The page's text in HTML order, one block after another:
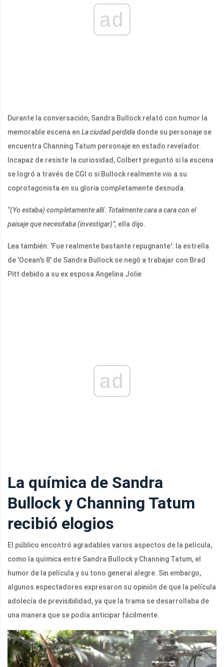
ad
Durante la conversación, Sandra Bullock relató con humor la
memorable escena en La ciudad perdida donde su personaje se
encuentra Channing Tatum personaje en estado revelador.
Incapaz de resistir la curiosidad, Colbert preguntó si la escena
se logró a través de CGI o si Bullock realmente vio a su
coprotagonista en su gloria completamente desnuda.
“(Yo estaba) completamente allí. Totalmente cara a cara con el
paisaje que necesitaba (investigar)”, ella dijo.
Lea también: 'Fue realmente bastante repugnante': la estrella
de 'Ocean's 8' de Sandra Bullock se negó a trabajar con Brad
Pitt debido a su ex esposa Angelina Jolie
ad
La química de Sandra
Bullock y Channing Tatum
recibió elogios
El público encontró agradables varios aspectos de la película,
como la química entre Sandra Bullock y Channing Tatum, el
humor de la película y su tono general alegre. Sin embargo,
algunos espectadores expresaron su opinión de que la película
adolecía de previsibilidad, ya que la trama se desarrollaba de
una manera que se podía anticipar fácilmente.